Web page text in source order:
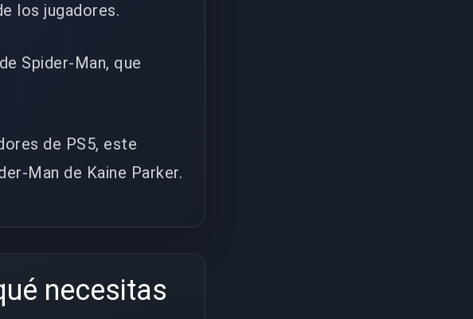
los jugadores.
Spider-Man, que
de PS5, este
Man de Kaine Parker.
necesitas